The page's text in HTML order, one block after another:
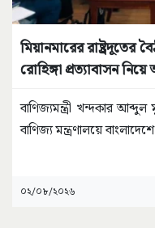
মিয়ানমারের রাষ্ট্রদূতের
রোহিঙ্গা প্রত্যাবাসন
বাণিজ্যমন্ত্রী খন্দকার
বাণিজ্য মন্ত্রণালয়ে
০২/০৮/২০২৬